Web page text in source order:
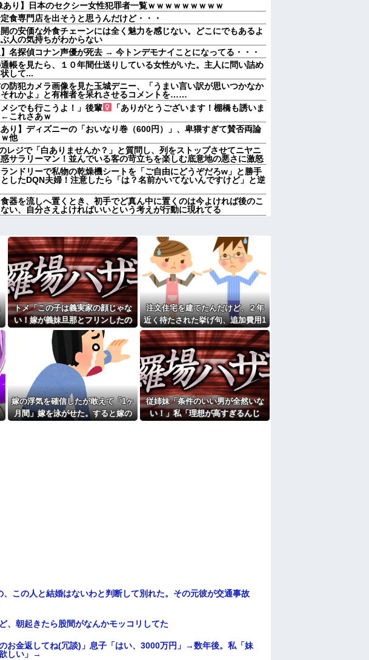
あり】日本のセクシー女性犯罪者一覧ｗｗｗｗｗｗｗｗｗ
食専門店を出そうと思うんだけど・・・
の安価な外食チェーンには全く魅力を感じない。どこにでもあるよ
人の気持ちがわからない
】名探偵コナン声優が死去 → 今トンデモナイことになってる・・・
帳を見たら、１０年間仕送りしている女性がいた。主人に問い詰め
して...
防犯カメラ画像を見た玉城デニー、「うまい言い訳が思いつかなか
それかよ」と有権者を呆れさせるコメントを……
シでも行こうよ！」後輩
「ありがとうございます！棚橋も誘いま
これさあｗ
あり】ディズニーの「おいなり巻（600円）」、卑猥すぎて賛否両論
他
レジで「白ありませんか？」と質問し、列をストップさせてニヤニ
サラリーマン！並んでいる客の苛立ちを楽しむ底意地の悪さに激怒
ンドリーで私物の乾燥機シートを「ご自由にどうぞだろw」と勝手
したDQN夫婦！注意したら「は？名前かいてないんですけど」と逆
器を流しへ置くとき、初手でど真ん中に置くのは今よければ後のこ
い、自分さえよければいいという考えが行動に現れてる
障がい者】甥(28)「両親が亡くなったんで僕のこと引き取ってほしい
ど！」なんでいい年したヒキニートを引き取らなきゃいけないんだ
かされるとこうなるか…
一家にお米を送ってる。それを兄嫁がご近所さんに売ってた。私「お
？」甥「お米の配達に行ってる」私「？配達？」姪「それ言っちゃ
よ！」ガチャ
ケ斉藤「同意があったんです。本当です。信じて下さい」 ←何で
通らないの？
夫の実家に長時間滞在しなきゃいけないのが苦痛。私「貴方は私の
に退散する。私もそうしていいはず」夫「それは男だから許される
許されない」
実験、「俺が青年実業家だったら女の子はどういう反応をするか」
夫に無理と言われた私の7年の無視生活、その理由がコレｗｗｗ
です。精神科に通院中で生活保護を受けてます。妻に酷いことばか
離婚されそうです。「働くから」「心を入れ替えるから」と言って
らえません。助けて
の成り立ちを調べてみたよ
トメ「この子は義実家の顔じゃな
い！嫁が義妹旦那とフリンしたの
よ！」私「DNA鑑定します？」義
妹旦那「もちろんです」→結果…
注文住宅を建てたんだけど、２年
近く待たされた挙げ句、追加費用1
400万請求された。流石におかしい
よね？
嫁の浮気を確信したが敢えて「1ヶ
月間」嫁を泳がせた。すると嫁の
従姉妹「条件のいい男が全然いな
い！」私「理想が高すぎるんじ
この人と結婚はないわと判断して別れた。その元彼が交通事故
、朝起きたら股間がなんかモッコリしてた
お金返してね(冗談)」息子「はい、3000万円」→数年後。私「妹
しい」→